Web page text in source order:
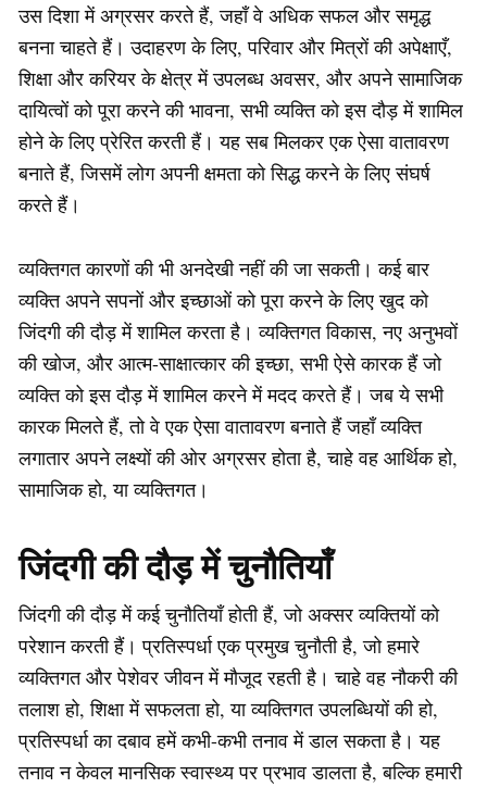
उस दिशा में अग्रसर करते हैं, जहाँ वे अधिक सफल और समृद्ध
बनना चाहते हैं। उदाहरण के लिए, परिवार और मित्रों की अपेक्षाएँ,
शिक्षा और करियर के क्षेत्र में उपलब्ध अवसर, और अपने सामाजिक
दायित्वों को पूरा करने की भावना, सभी व्यक्ति को इस दौड़ में शामिल
होने के लिए प्रेरित करती हैं। यह सब मिलकर एक ऐसा वातावरण
बनाते हैं, जिसमें लोग अपनी क्षमता को सिद्ध करने के लिए संघर्ष
करते हैं।
व्यक्तिगत कारणों की भी अनदेखी नहीं की जा सकती। कई बार
व्यक्ति अपने सपनों और इच्छाओं को पूरा करने के लिए खुद को
जिंदगी की दौड़ में शामिल करता है। व्यक्तिगत विकास, नए अनुभवों
की खोज, और आत्म-साक्षात्कार की इच्छा, सभी ऐसे कारक हैं जो
व्यक्ति को इस दौड़ में शामिल करने में मदद करते हैं। जब ये सभी
कारक मिलते हैं, तो वे एक ऐसा वातावरण बनाते हैं जहाँ व्यक्ति
लगातार अपने लक्ष्यों की ओर अग्रसर होता है, चाहे वह आर्थिक हो,
सामाजिक हो, या व्यक्तिगत।
जिंदगी की दौड़ में चुनौतियाँ
जिंदगी की दौड़ में कई चुनौतियाँ होती हैं, जो अक्सर व्यक्तियों को
परेशान करती हैं। प्रतिस्पर्धा एक प्रमुख चुनौती है, जो हमारे
व्यक्तिगत और पेशेवर जीवन में मौजूद रहती है। चाहे वह नौकरी की
तलाश हो, शिक्षा में सफलता हो, या व्यक्तिगत उपलब्धियों की हो,
प्रतिस्पर्धा का दबाव हमें कभी-कभी तनाव में डाल सकता है। यह
तनाव न केवल मानसिक स्वास्थ्य पर प्रभाव डालता है, बल्कि हमारी